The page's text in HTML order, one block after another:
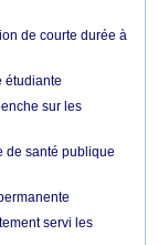
de courte durée à
étudiante
sur les
de santé publique
servi les